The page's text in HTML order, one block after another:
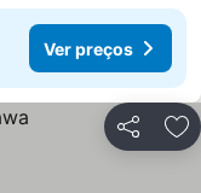
Ver preços
Partilhar